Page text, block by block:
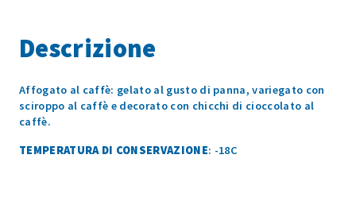
Descrizione
Affogato al caffè: gelato al gusto di panna, variegato con
sciroppo al caffè e decorato con chicchi di cioccolato al
caffè.
TEMPERATURA DI CONSERVAZIONE: -18C